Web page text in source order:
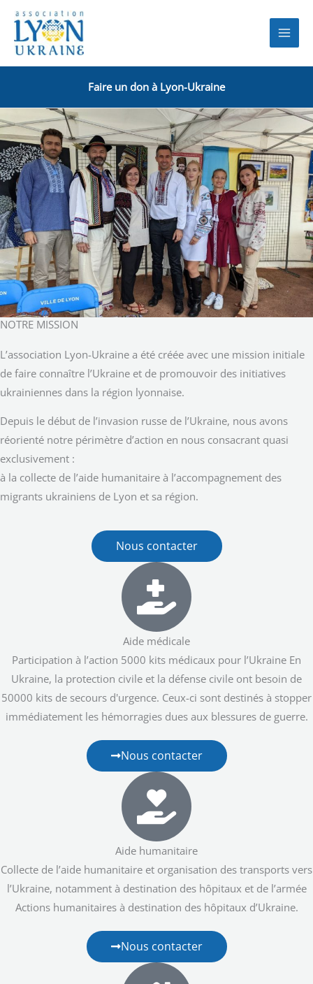
Aller
contenu
Faire un don à Lyon-Ukraine
NOTRE MISSION
L’association Lyon-Ukraine a été créée avec une mission initiale
de faire connaître l’Ukraine et de promouvoir des initiatives
ukrainiennes dans la région lyonnaise.
Depuis le début de l’invasion russe de l’Ukraine, nous avons
réorienté notre périmètre d’action en nous consacrant quasi
exclusivement :
à la collecte de l’aide humanitaire à l’accompagnement des
migrants ukrainiens de Lyon et sa région.
Nous contacter
Aide médicale
Participation à l’action 5000 kits médicaux pour l’Ukraine En
Ukraine, la protection civile et la défense civile ont besoin de
50000 kits de secours d'urgence. Ceux-ci sont destinés à stopper
immédiatement les hémorragies dues aux blessures de guerre.
Nous contacter
Aide humanitaire
Collecte de l’aide humanitaire et organisation des transports vers
l’Ukraine, notamment à destination des hôpitaux et de l’armée
Actions humanitaires à destination des hôpitaux d’Ukraine.
Nous contacter